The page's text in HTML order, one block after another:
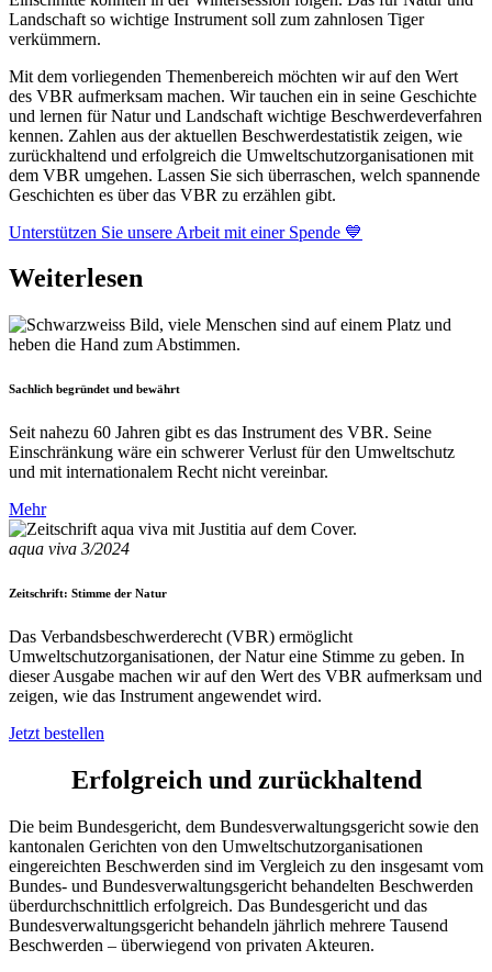
Landschaft so wichtige Instrument soll zum zahnlosen Tiger
verkümmern.
Mit dem vorliegenden Themenbereich möchten wir auf den Wert
des VBR aufmerksam machen. Wir tauchen ein in seine Geschichte
und lernen für Natur und Landschaft wichtige Beschwerdeverfahren
kennen. Zahlen aus der aktuellen Beschwerdestatistik zeigen, wie
zurückhaltend und erfolgreich die Umweltschutzorganisationen mit
dem VBR umgehen. Lassen Sie sich überraschen, welch spannende
Geschichten es über das VBR zu erzählen gibt.
Unterstützen Sie unsere Arbeit mit einer Spende 💙
Weiterlesen
Sachlich begründet und bewährt
Seit nahezu 60 Jahren gibt es das Instrument des VBR. Seine
Einschränkung wäre ein schwerer Verlust für den Umweltschutz
und mit internationalem Recht nicht vereinbar.
Mehr
aqua viva 3/2024
Zeitschrift: Stimme der Natur
Das Verbandsbeschwerderecht (VBR) ermöglicht
Umweltschutzorganisationen, der Natur eine Stimme zu geben. In
dieser Ausgabe machen wir auf den Wert des VBR aufmerksam und
zeigen, wie das Instrument angewendet wird.
Jetzt bestellen
Erfolgreich und zurückhaltend
Die beim Bundesgericht, dem Bundesverwaltungsgericht sowie den
kantonalen Gerichten von den Umweltschutzorganisationen
eingereichten Beschwerden sind im Vergleich zu den insgesamt vom
Bundes- und Bundesverwaltungsgericht behandelten Beschwerden
überdurchschnittlich erfolgreich. Das Bundesgericht und das
Bundesverwaltungsgericht behandeln jährlich mehrere Tausend
Beschwerden – überwiegend von privaten Akteuren.